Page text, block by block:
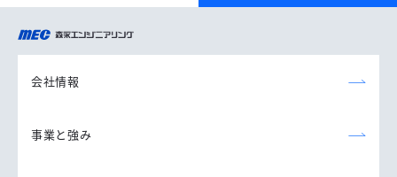
森永エンジニアリング
株式会社
会社情報
事業と強み